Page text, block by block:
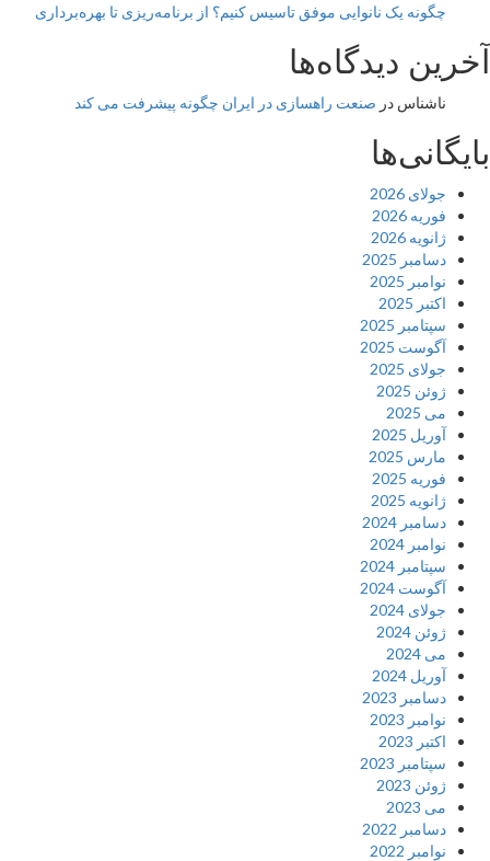
چگونه یک نانوایی موفق تاسیس کنیم؟ از برنامه‌ریزی تا بهره‌برداری
آخرین دیدگاه‌ها
ناشناس در صنعت راهسازی در ایران چگونه پیشرفت می کند
بایگانی‌ها
جولای 2026
فوریه 2026
ژانویه 2026
دسامبر 2025
نوامبر 2025
اکتبر 2025
سپتامبر 2025
آگوست 2025
جولای 2025
ژوئن 2025
می 2025
آوریل 2025
مارس 2025
فوریه 2025
ژانویه 2025
دسامبر 2024
نوامبر 2024
سپتامبر 2024
آگوست 2024
جولای 2024
ژوئن 2024
می 2024
آوریل 2024
دسامبر 2023
نوامبر 2023
اکتبر 2023
سپتامبر 2023
ژوئن 2023
می 2023
دسامبر 2022
نوامبر 2022